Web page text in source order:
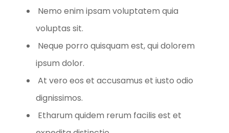
Nemo enim ipsam voluptatem quia
voluptas sit.
Neque porro quisquam est, qui dolorem
ipsum dolor.
At vero eos et accusamus et iusto odio
dignissimos.
Etharum quidem rerum facilis est et